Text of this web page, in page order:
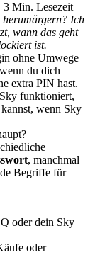
3 Min. Lesezeit
Ich
wann das geht
ist.
ohne Umwege
du dich
extra PIN hast.
funktioniert,
wenn Sky
, manchmal
Begriffe für
oder dein Sky
oder